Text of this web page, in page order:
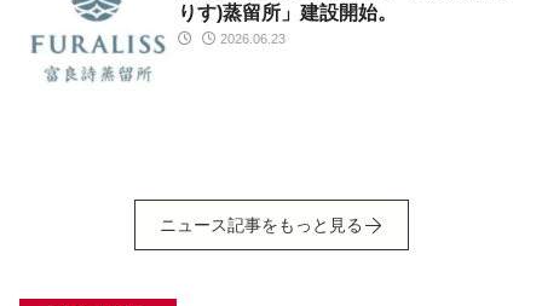
りす)蒸留所」建設開始。
2026.06.23
ニュース記事をもっと見る